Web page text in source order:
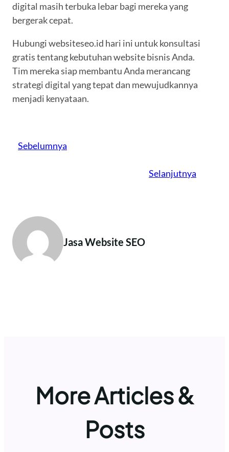
digital masih terbuka lebar bagi mereka yang
bergerak cepat.
Hubungi websiteseo.id hari ini untuk konsultasi
gratis tentang kebutuhan website bisnis Anda.
Tim mereka siap membantu Anda merancang
strategi digital yang tepat dan mewujudkannya
menjadi kenyataan.
Sebelumnya
Selanjutnya
Jasa Website SEO
More Articles &
Posts